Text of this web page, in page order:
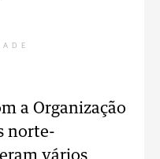
a Organização
norte-
vários